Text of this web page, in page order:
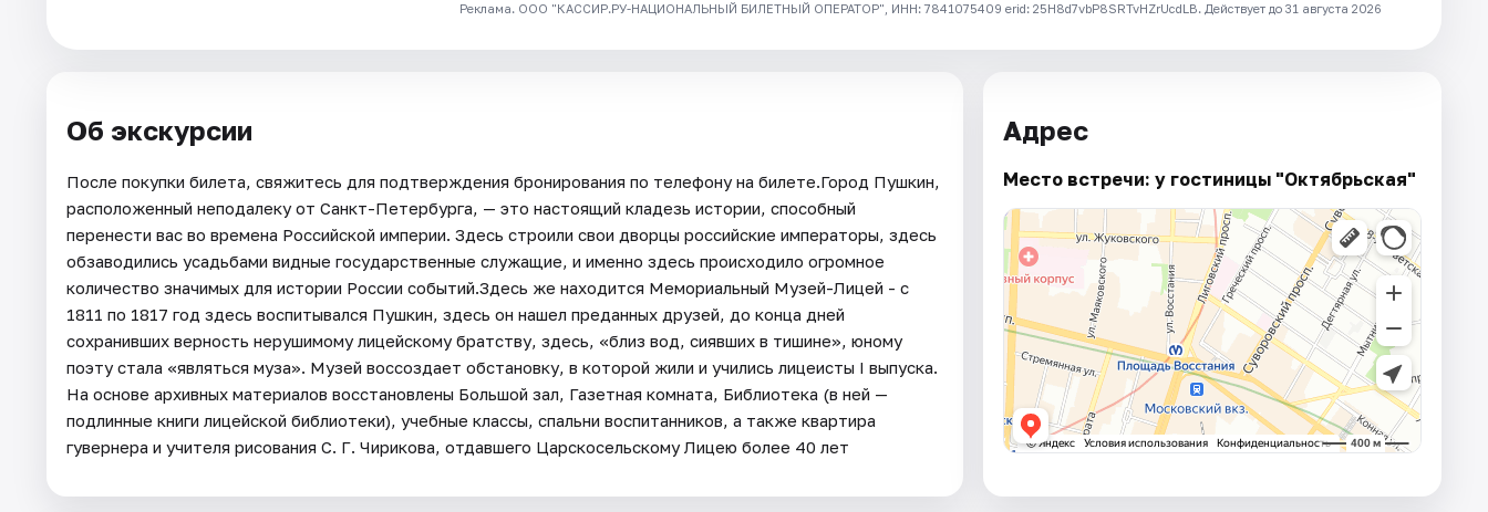
Реклама. ООО "КАССИР.РУ-НАЦИОНАЛЬНЫЙ БИЛЕТНЫЙ ОПЕРАТОР", ИНН: 7841075409 erid: 25H8d7vbP8SRTvHZrUcdLB. Действует до 31 августа 2026
Об экскурсии
После покупки билета, свяжитесь для подтверждения бронирования по телефону на билете.Город Пушкин,
расположенный неподалеку от Санкт-Петербурга, — это настоящий кладезь истории, способный
перенести вас во времена Российской империи. Здесь строили свои дворцы российские императоры, здесь
обзаводились усадьбами видные государственные служащие, и именно здесь происходило огромное
количество значимых для истории России событий.Здесь же находится Мемориальный Музей-Лицей - с
1811 по 1817 год здесь воспитывался Пушкин, здесь он нашел преданных друзей, до конца дней
сохранивших верность нерушимому лицейскому братству, здесь, «близ вод, сиявших в тишине», юному
поэту стала «являться муза». Музей воссоздает обстановку, в которой жили и учились лицеисты I выпуска.
На основе архивных материалов восстановлены Большой зал, Газетная комната, Библиотека (в ней —
подлинные книги лицейской библиотеки), учебные классы, спальни воспитанников, а также квартира
гувернера и учителя рисования С. Г. Чирикова, отдавшего Царскосельскому Лицею более 40 лет
Адрес
Место встречи: у гостиницы "Октябрьская"